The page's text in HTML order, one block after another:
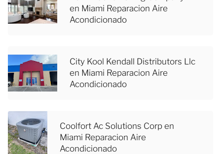
en Miami Reparacion Aire
Acondicionado
City Kool Kendall Distributors Llc
en Miami Reparacion Aire
Acondicionado
Coolfort Ac Solutions Corp en
Miami Reparacion Aire
Acondicionado